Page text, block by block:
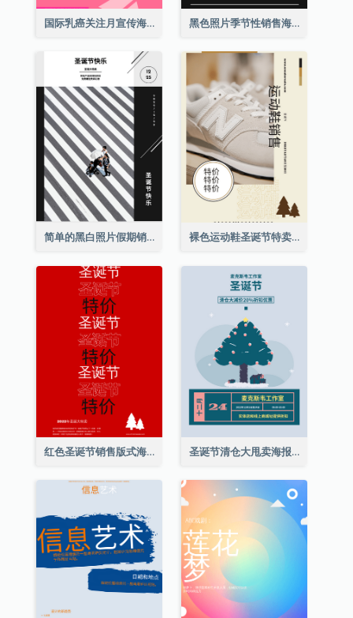
国际乳癌关注月宣传海报 黑色照片季节性销售海报
简单的黑白照片假期销售海报 裸色运动鞋圣诞节特卖海报
红色圣诞节销售版式海报 圣诞节清仓大甩卖海报